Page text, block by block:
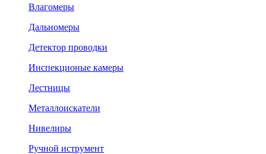
Влагомеры
Дальномеры
Детектор проводки
Инспекционые камеры
Лестницы
Металлоискатели
Нивелиры
Ручной иструмент